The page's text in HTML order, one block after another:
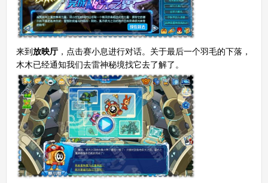
来到放映厅，点击赛小息进行对话。关于最后一个羽毛的下落，
木木已经通知我们去雷神秘境找它去了解了。